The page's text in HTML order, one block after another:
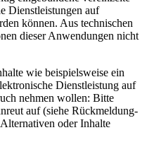
Dienstleistungen auf
können. Aus technischen
dieser Anwendungen nicht
wie beispielsweise ein
Dienstleistung auf
nehmen wollen: Bitte
auf (siehe Rückmeldung-
oder Inhalte